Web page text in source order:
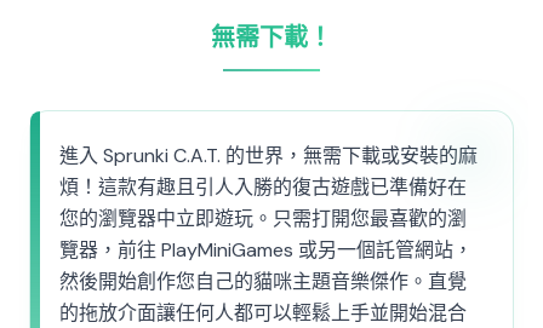
無需下載！
進入 Sprunki C.A.T. 的世界，無需下載或安裝的麻
煩！這款有趣且引人入勝的復古遊戲已準備好在
您的瀏覽器中立即遊玩。只需打開您最喜歡的瀏
覽器，前往 PlayMiniGames 或另一個託管網站，
然後開始創作您自己的貓咪主題音樂傑作。直覺
的拖放介面讓任何人都可以輕鬆上手並開始混合